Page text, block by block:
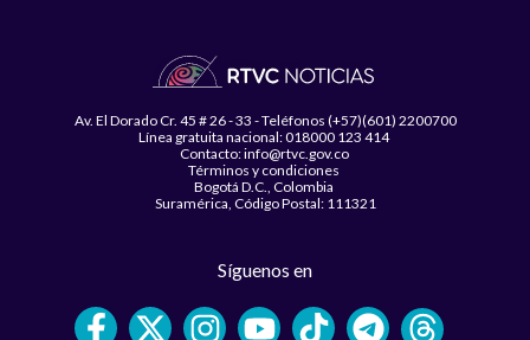
Av. El Dorado Cr. 45 # 26 - 33 - Teléfonos (+57)(601) 2200700
Línea gratuita nacional: 018000 123 414
Contacto: info@rtvc.gov.co
Términos y condiciones
Bogotá D.C., Colombia
Suramérica, Código Postal: 111321
Síguenos en